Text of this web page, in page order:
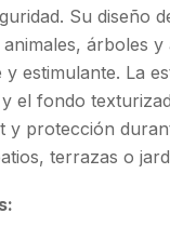
Su diseño
árboles
y estimulante. La
el fondo
y protección
terrazas o